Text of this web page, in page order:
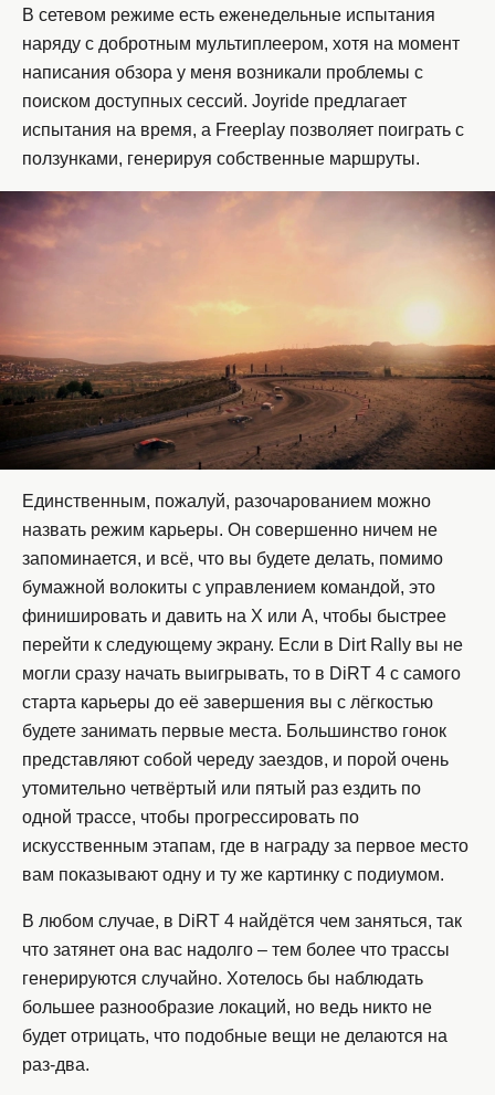
В сетевом режиме есть еженедельные испытания
наряду с добротным мультиплеером, хотя на момент
написания обзора у меня возникали проблемы с
поиском доступных сессий. Joyride предлагает
испытания на время, а Freeplay позволяет поиграть с
ползунками, генерируя собственные маршруты.
Единственным, пожалуй, разочарованием можно
назвать режим карьеры. Он совершенно ничем не
запоминается, и всё, что вы будете делать, помимо
бумажной волокиты с управлением командой, это
финишировать и давить на X или A, чтобы быстрее
перейти к следующему экрану. Если в Dirt Rally вы не
могли сразу начать выигрывать, то в DiRT 4 с самого
старта карьеры до её завершения вы с лёгкостью
будете занимать первые места. Большинство гонок
представляют собой череду заездов, и порой очень
утомительно четвёртый или пятый раз ездить по
одной трассе, чтобы прогрессировать по
искусственным этапам, где в награду за первое место
вам показывают одну и ту же картинку с подиумом.
В любом случае, в DiRT 4 найдётся чем заняться, так
что затянет она вас надолго – тем более что трассы
генерируются случайно. Хотелось бы наблюдать
большее разнообразие локаций, но ведь никто не
будет отрицать, что подобные вещи не делаются на
раз-два.